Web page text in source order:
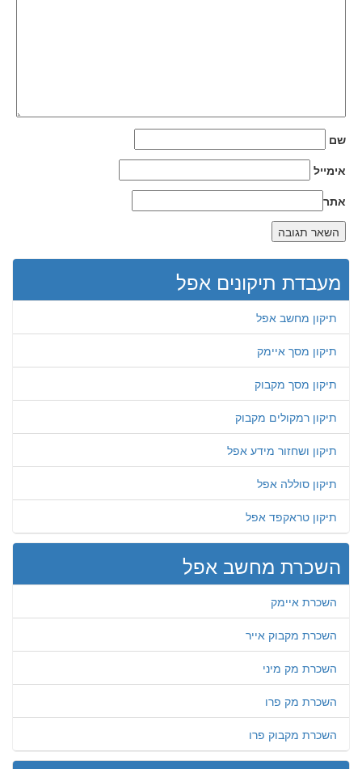
שם
אימייל
אתר
מעבדת תיקונים אפל
תיקון מחשב אפל
תיקון מסך איימק
תיקון מסך מקבוק
תיקון רמקולים מקבוק
תיקון ושחזור מידע אפל
תיקון סוללה אפל
תיקון טראקפד אפל
השכרת מחשב אפל
השכרת איימק
השכרת מקבוק אייר
השכרת מק מיני
השכרת מק פרו
השכרת מקבוק פרו